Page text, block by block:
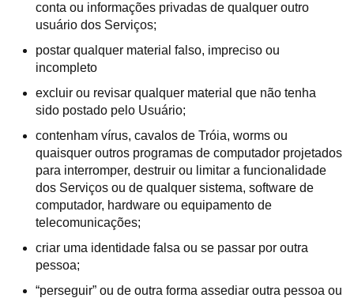
conta ou informações privadas de qualquer outro
usuário dos Serviços;
postar qualquer material falso, impreciso ou
incompleto
excluir ou revisar qualquer material que não tenha
sido postado pelo Usuário;
contenham vírus, cavalos de Tróia, worms ou
quaisquer outros programas de computador projetados
para interromper, destruir ou limitar a funcionalidade
dos Serviços ou de qualquer sistema, software de
computador, hardware ou equipamento de
telecomunicações;
criar uma identidade falsa ou se passar por outra
pessoa;
“perseguir” ou de outra forma assediar outra pessoa ou